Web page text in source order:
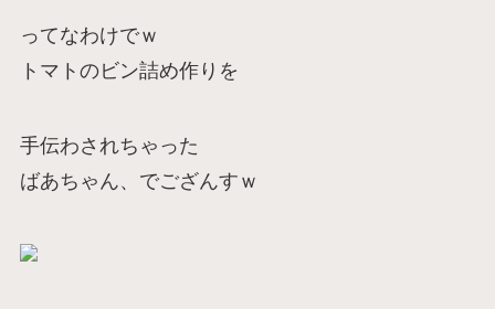
ってなわけでｗ
トマトのビン詰め作りを
手伝わされちゃった
ばあちゃん、でござんすｗ